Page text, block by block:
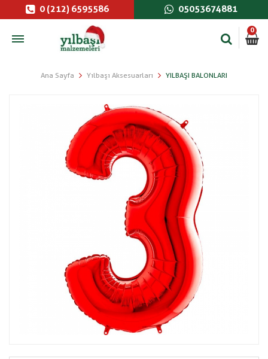
0 (212) 6595586 05053674881
0
Ana Sayfa Yılbaşı Aksesuarları YILBAŞI BALONLARI